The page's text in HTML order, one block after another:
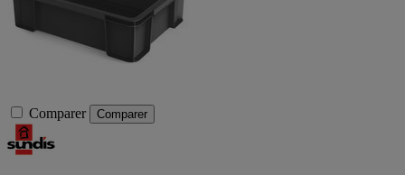
Comparer Comparer